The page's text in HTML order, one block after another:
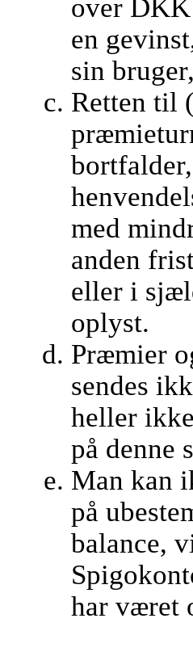
over
en
sin
Retten til
med
anden
eller i
oplyst.
Præmier
sendes
heller
på denne
Man kan
på
balance,
har været